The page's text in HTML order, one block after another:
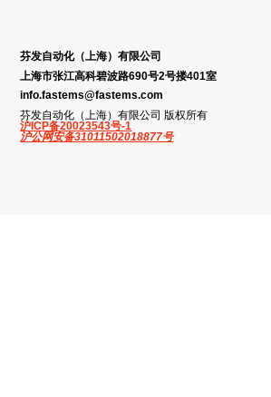
芬发自动化（上海）有限公司
上海市张江高科碧波路690号2号搂401室
info.fastems@fastems.com
芬发自动化（上海）有限公司 版权所有
沪ICP备20023543号-1
沪公网安备31011502018877号